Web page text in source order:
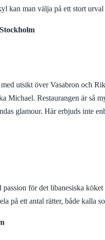
kan man välja på ett stort
utsikt över Vasabron och
Michael. Restaurangen är så
glamour. Här erbjuds inte
passion för det libanesiska
på ett antal rätter, både kalla